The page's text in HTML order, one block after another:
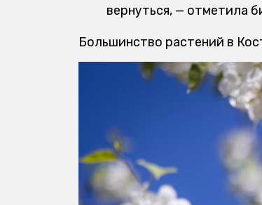
вернуться, — отметила
Большинство растений в